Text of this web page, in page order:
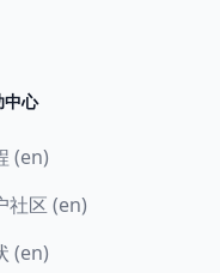
中心
(en)
社区 (en)
(en)